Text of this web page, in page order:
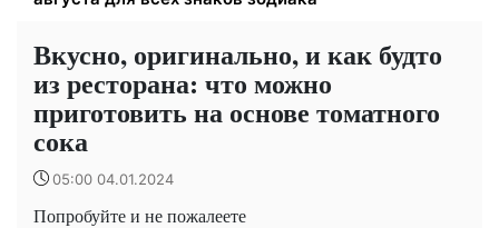
Вкусно, оригинально, и как будто
из ресторана: что можно
приготовить на основе томатного
сока
05:00 04.01.2024
Попробуйте и не пожалеете